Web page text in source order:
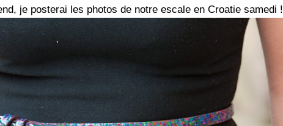
je posterai les photos de notre escale en Croatie samedi !